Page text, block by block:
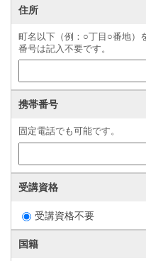
住所
町名以下（例：○丁目○番地）
番号は記入不要です。
携帯番号
固定電話でも可能です。
受講資格
受講資格不要
国籍